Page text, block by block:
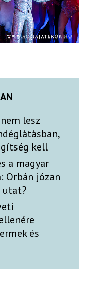
lesz
kell
a magyar
Orbán józan
utat?
és